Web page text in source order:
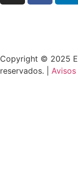
Copyright © 2025
reservados. |